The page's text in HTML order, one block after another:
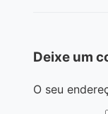
Deixe um
O seu